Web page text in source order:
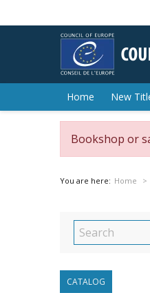
Home New
Bookshop or
You are here: Home
CATALOG